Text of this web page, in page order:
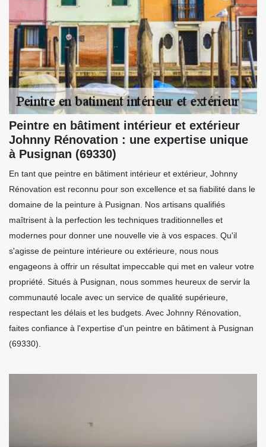
Peintre en bâtiment intérieur et extérieur
Johnny Rénovation : une expertise unique
à Pusignan (69330)
En tant que peintre en bâtiment intérieur et extérieur, Johnny
Rénovation est reconnu pour son excellence et sa fiabilité dans le
domaine de la peinture à Pusignan. Nos artisans qualifiés
maîtrisent à la perfection les techniques traditionnelles et
modernes pour donner une nouvelle vie à vos espaces. Qu'il
s'agisse de peinture intérieure ou extérieure, nous nous
engageons à offrir un résultat impeccable qui met en valeur votre
propriété. Situés à Pusignan, nous sommes heureux de servir la
communauté locale avec un service de qualité supérieure,
respectant les délais et les budgets. Avec Johnny Rénovation,
faites confiance à l'expertise d'un peintre en bâtiment à Pusignan
(69330).